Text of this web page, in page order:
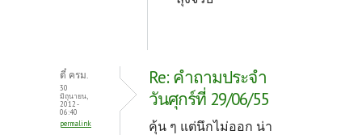
ตี๋ ครม.
30
มิถุนายน,
2012 -
06:40
permalink
Re: คำถามประจำ
วันศุกร์ที่ 29/06/55
คุ้น ๆ แต่นึกไม่ออก น่า